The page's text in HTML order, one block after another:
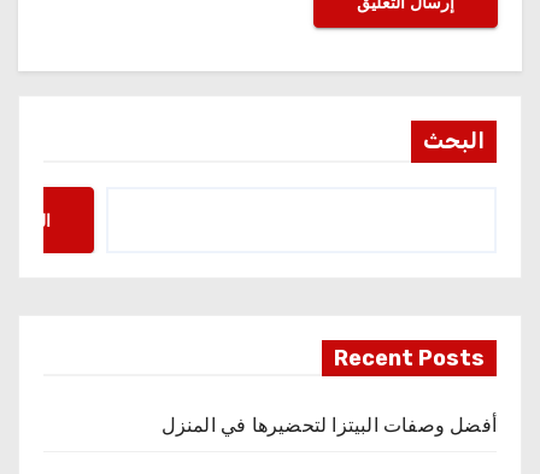
البحث
البحث
Recent Posts
أفضل وصفات البيتزا لتحضيرها في المنزل